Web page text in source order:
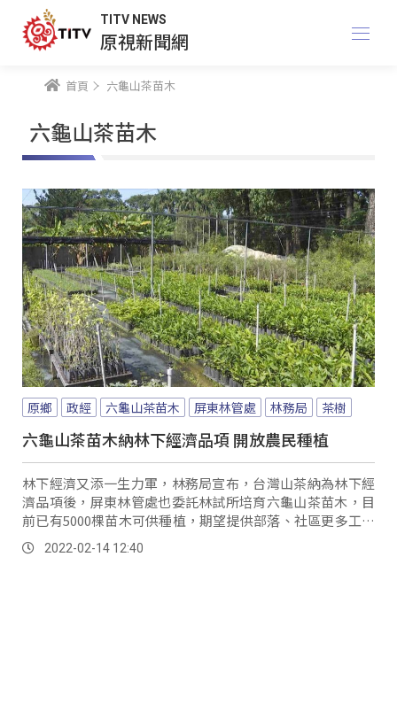
TITV NEWS
原視新聞網
首頁 六龜山茶苗木
六龜山茶苗木
原鄉 政經 六龜山茶苗木 屏東林管處 林務局 茶樹
六龜山茶苗木納林下經濟品項 開放農民種植
林下經濟又添一生力軍，林務局宣布，台灣山茶納為林下經
濟品項後，屏東林管處也委託林試所培育六龜山茶苗木，目
前已有5000棵苗木可供種植，期望提供部落、社區更多工作
機會以及產業選擇。
2022-02-14 12:40